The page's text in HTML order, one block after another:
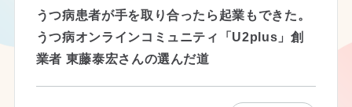
うつ病患者が手を取り合ったら起業もできた。
うつ病オンラインコミュニティ「U2plus」創
業者 東藤泰宏さんの選んだ道